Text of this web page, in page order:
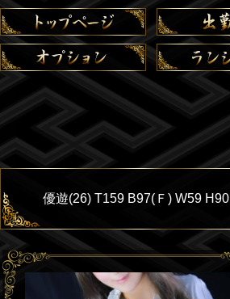
優遊(26) T159 B97(Ｆ) W59 H90